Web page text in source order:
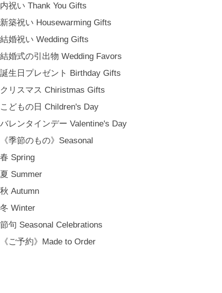
内祝い Thank You Gifts
新築祝い Housewarming Gifts
結婚祝い Wedding Gifts
結婚式の引出物 Wedding Favors
誕生日プレゼント Birthday Gifts
クリスマス Chiristmas Gifts
こどもの日 Children's Day
バレンタインデー Valentine's Day
《季節のもの》Seasonal
春 Spring
夏 Summer
秋 Autumn
冬 Winter
節句 Seasonal Celebrations
《ご予約》Made to Order